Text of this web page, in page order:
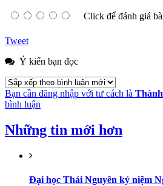
Click để đánh giá
Tweet
Ý kiến bạn đọc
Bạn cần đăng nhập với tư cách là
bình luận
Những tin mới hơn
Đại học Thái Nguyên kỷ niệm